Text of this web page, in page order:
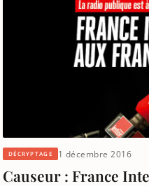
DÉCRYPTAGE 1 décembre 2016
Causeur : France